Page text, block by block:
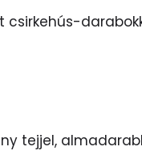
csirkehús-
tejjel,